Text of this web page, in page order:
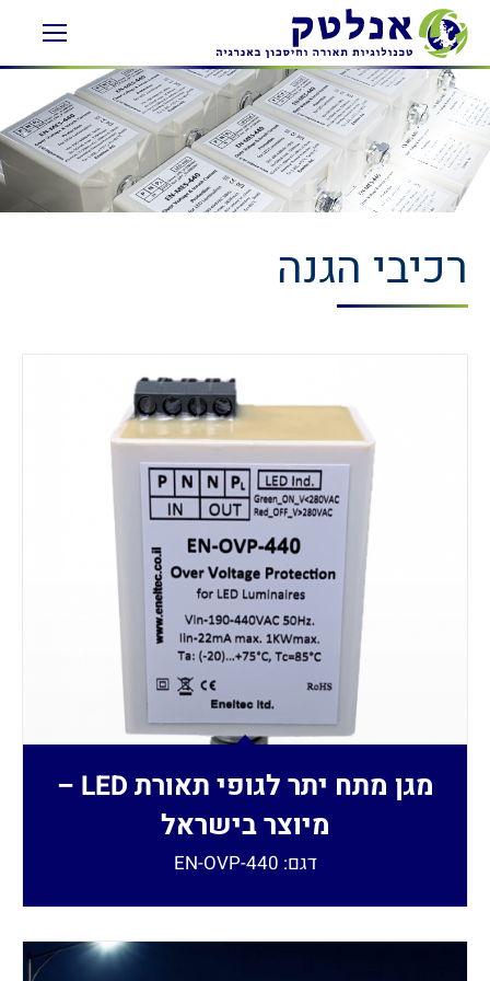
רכיבי הגנה
מגן מתח יתר לגופי תאורת LED –
מיוצר בישראל
דגם: EN-OVP-440